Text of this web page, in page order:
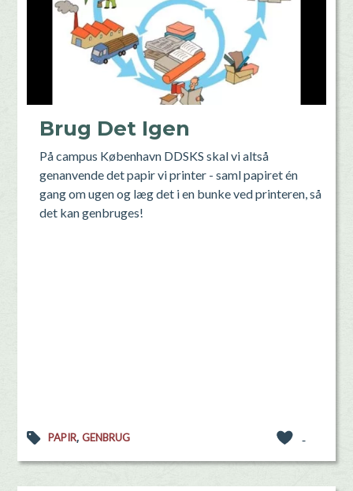
Brug Det Igen
På campus København DDSKS skal vi altså
genanvende det papir vi printer - saml papiret én
gang om ugen og læg det i en bunke ved printeren, så
det kan genbruges!
PAPIR, GENBRUG -